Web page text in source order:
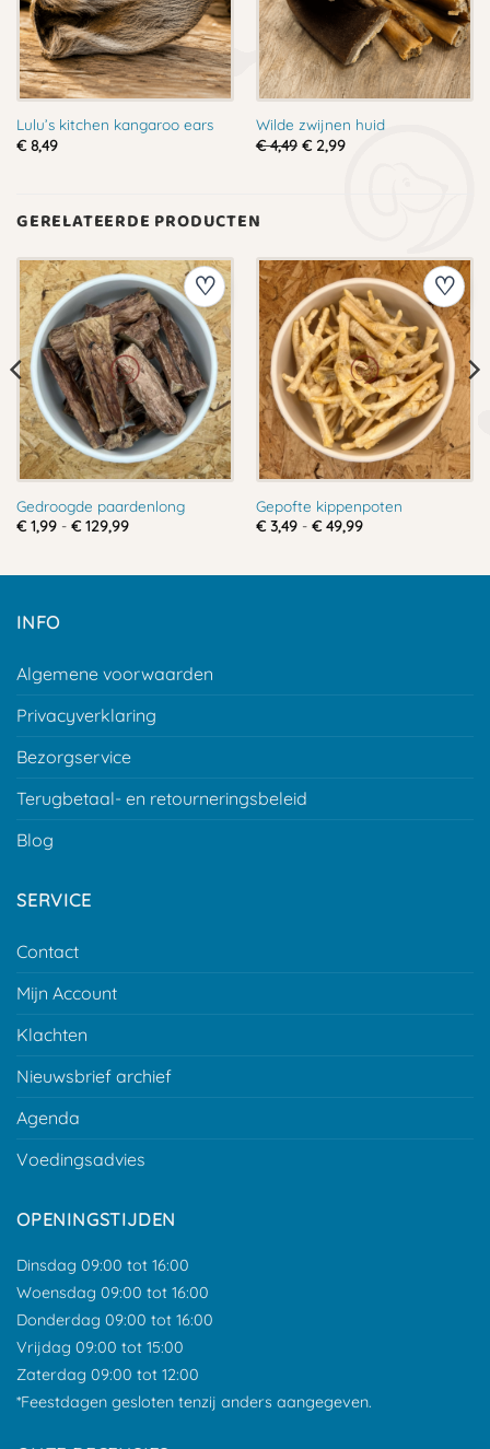
Lulu’s kitchen kangaroo ears
€8,49
Wilde zwijnen huid
€4,49 Oorspronkelijke
prijs
€2,99Huidige
GERELATEERDE PRODUCTEN
Gedroogde paardenlong
€1,99 - €129,99Prijsklasse:
Gepofte kippenpoten
€3,49 - €49,99Prijsklasse:
INFO
Algemene voorwaarden
Privacyverklaring
Bezorgservice
Terugbetaal- en retourneringsbeleid
Blog
SERVICE
Contact
Mijn Account
Klachten
Nieuwsbrief archief
Agenda
Voedingsadvies
OPENINGSTIJDEN
Dinsdag 09:00 tot 16:00
Woensdag 09:00 tot 16:00
Donderdag 09:00 tot 16:00
Vrijdag 09:00 tot 15:00
Zaterdag 09:00 tot 12:00
*Feestdagen gesloten tenzij anders aangegeven.